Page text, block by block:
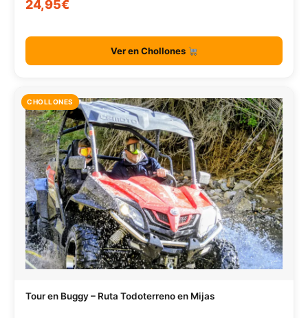
24,95€
Ver en Chollones
CHOLLONES
Tour en Buggy – Ruta Todoterreno en Mijas